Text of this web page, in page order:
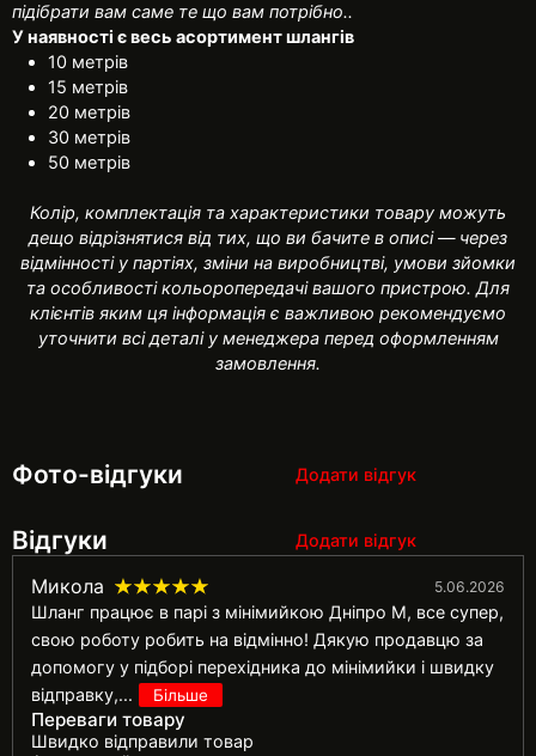
підібрати вам саме те що вам потрібно..
У наявності є весь асортимент шлангів
10 метрів
15 метрів
20 метрів
30 метрів
50 метрів
Колір, комплектація та характеристики товару можуть
дещо відрізнятися від тих, що ви бачите в описі — через
відмінності у партіях, зміни на виробництві, умови зйомки
та особливості кольоропередачі вашого пристрою. Для
клієнтів яким ця інформація є важливою рекомендуємо
уточнити всі деталі у менеджера перед оформленням
замовлення.
Фото-відгуки Додати відгук
Відгуки Додати відгук
Микола 5.06.2026
Шланг працює в парі з мінімийкою Дніпро М, все супер,
свою роботу робить на відмінно! Дякую продавцю за
допомогу у підборі перехідника до мінімийки і швидку
відправку,... Більше
Переваги товару
Швидко відправили товар